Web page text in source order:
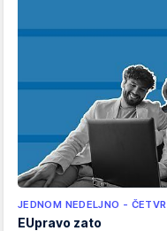
JEDNOM NEDELJNO -
EUpravo zato